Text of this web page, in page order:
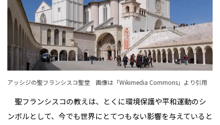
アッシジの聖フランシスコ聖堂 画像は「Wikimedia Commons」より引用
聖フランシスコの教えは、とくに環境保護や平和運動のシ
ンボルとして、今でも世界にとてつもない影響を与えていると